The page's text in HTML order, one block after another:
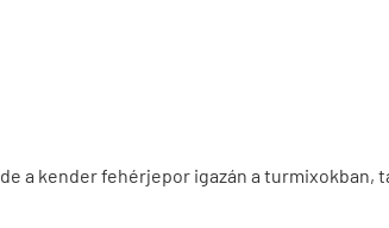
a kender fehérjepor igazán a turmixokban,